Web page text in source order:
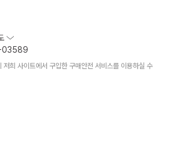
03589
저희 사이트에서 구입한 구매안전 서비스를 이용하실 수